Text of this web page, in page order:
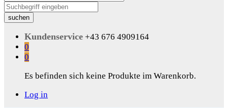
suchen
Kundenservice +43 676 4909164
0
0
Es befinden sich keine Produkte im Warenkorb.
Log in